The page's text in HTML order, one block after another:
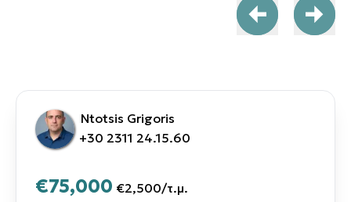
Ntotsis Grigoris
+30 2311 24.15.60
€75,000 €2,500/τ.μ.